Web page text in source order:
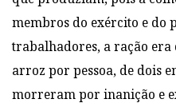
membros do exército e do
trabalhadores, a ração era
arroz por pessoa, de dois
morreram por inanição e